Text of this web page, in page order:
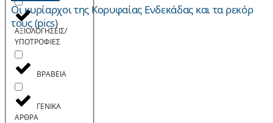
ΑΞΙΟΛΟΓΗΣΕΙΣ/
ΥΠΟΤΡΟΦΙΕΣ
ΒΡΑΒΕΙΑ
ΓΕΝΙΚΑ
ΑΡΘΡΑ
Οι κυρίαρχοι της Κορυφαίας Ενδεκάδας και τα ρεκόρ
τους (pics)